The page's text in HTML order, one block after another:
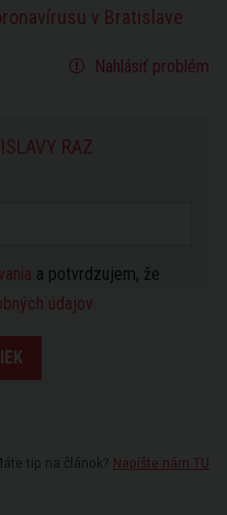
v Bratislave
Nahlásiť problém
RAZ
a potvrdzujem, že
údajov
tip na článok? Napíšte nám TU